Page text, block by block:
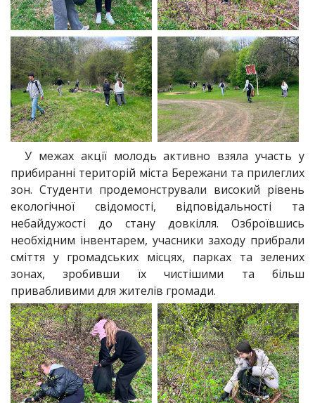
У межах акції молодь активно взяла участь у
прибиранні територій міста Бережани та прилеглих
зон. Студенти продемонстрували високий рівень
екологічної свідомості, відповідальності та
небайдужості до стану довкілля. Озброївшись
необхідним інвентарем, учасники заходу прибрали
сміття у громадських місцях, парках та зелених
зонах, зробивши їх чистішими та більш
привабливими для жителів громади.